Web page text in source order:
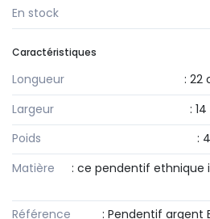
En stock
Caractéristiques
Longueur
: 22
Largeur
:
Poids
:
Matière
: ce pendentif ethnique
Référence
: Pendentif argent